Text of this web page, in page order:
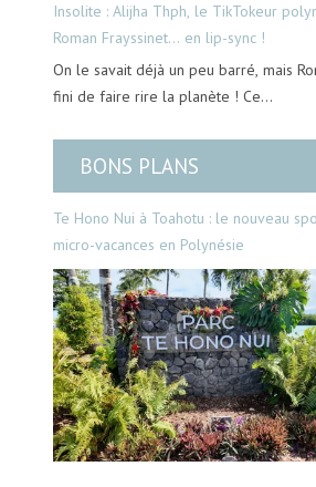
Insolite : Alijha Thph, le TikTokeur
Roman Frayssinet… en lip-sync !
On le savait déjà un peu barré, mais
fini de faire rire la planète ! Ce…
BONS PLANS
Te Hono Nui à Toahotu : le nouveau
micro-vacances en Polynésie